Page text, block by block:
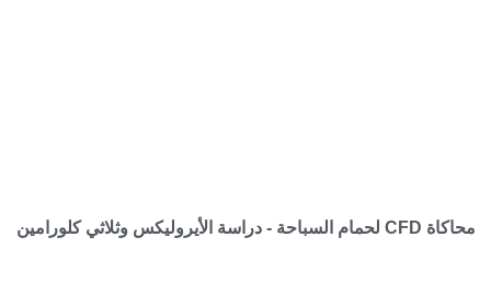
محاكاة CFD لحمام السباحة - دراسة الأيروليكس وثلاثي كلورامين